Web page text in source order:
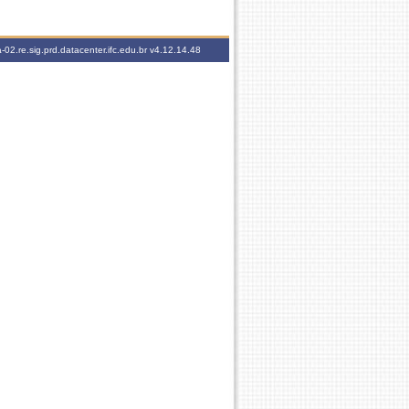
02.re.sig.prd.datacenter.ifc.edu.brv4.12.14.48